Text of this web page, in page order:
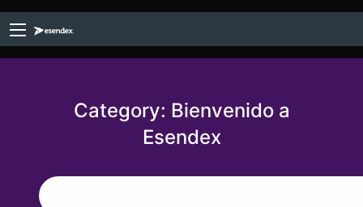
Category: Bienvenido a
Esendex